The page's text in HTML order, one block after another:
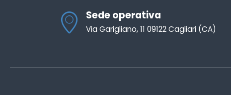
Sede operativa
Via Garigliano, 11 09122 Cagliari (CA)